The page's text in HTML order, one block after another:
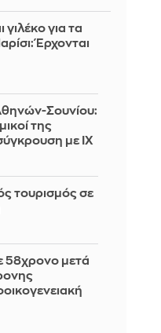
για τα
Έρχονται
Σουνίου:
της
με ΙΧ
τουρισμός σε
58χρονο μετά